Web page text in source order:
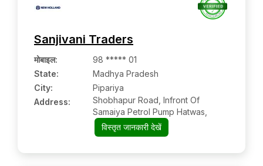
Sanjivani Traders
मोबाइल:
98 ***** 01
State:
Madhya Pradesh
City:
Pipariya
Address:
Shobhapur Road, Infront Of
Samaiya Petrol Pump Hatwas,
विस्तृत जानकारी देखें